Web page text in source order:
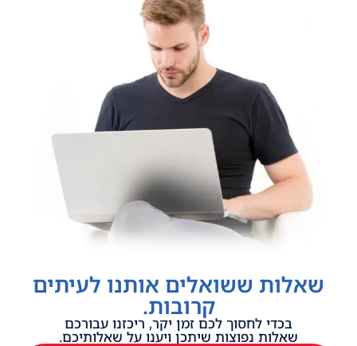
שאלות ששואלים אותנו לעיתים
קרובות.
בכדי לחסוך לכם זמן יקר, ריכזנו עבורכם
שאלות נפוצות שיתכן ויענו על שאלותיכם.